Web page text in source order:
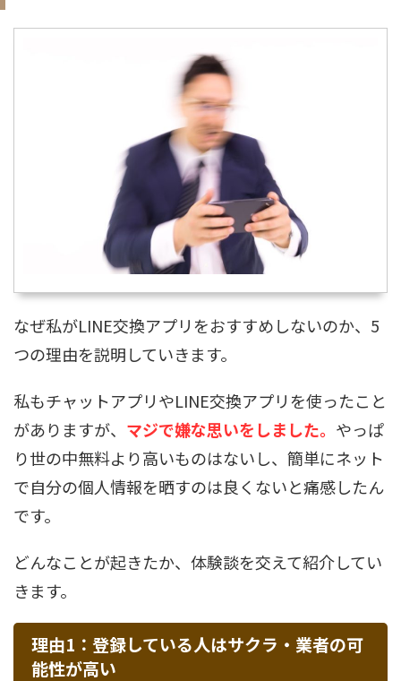
なぜ私がLINE交換アプリをおすすめしないのか、5
つの理由を説明していきます。
私もチャットアプリやLINE交換アプリを使ったこと
がありますが、 マジで嫌な思いをしました。 やっぱ
り世の中無料より高いものはないし、簡単にネット
で自分の個人情報を晒すのは良くないと痛感したん
です。
どんなことが起きたか、体験談を交えて紹介してい
きます。
理由1：登録している人はサクラ・業者の可
能性が高い